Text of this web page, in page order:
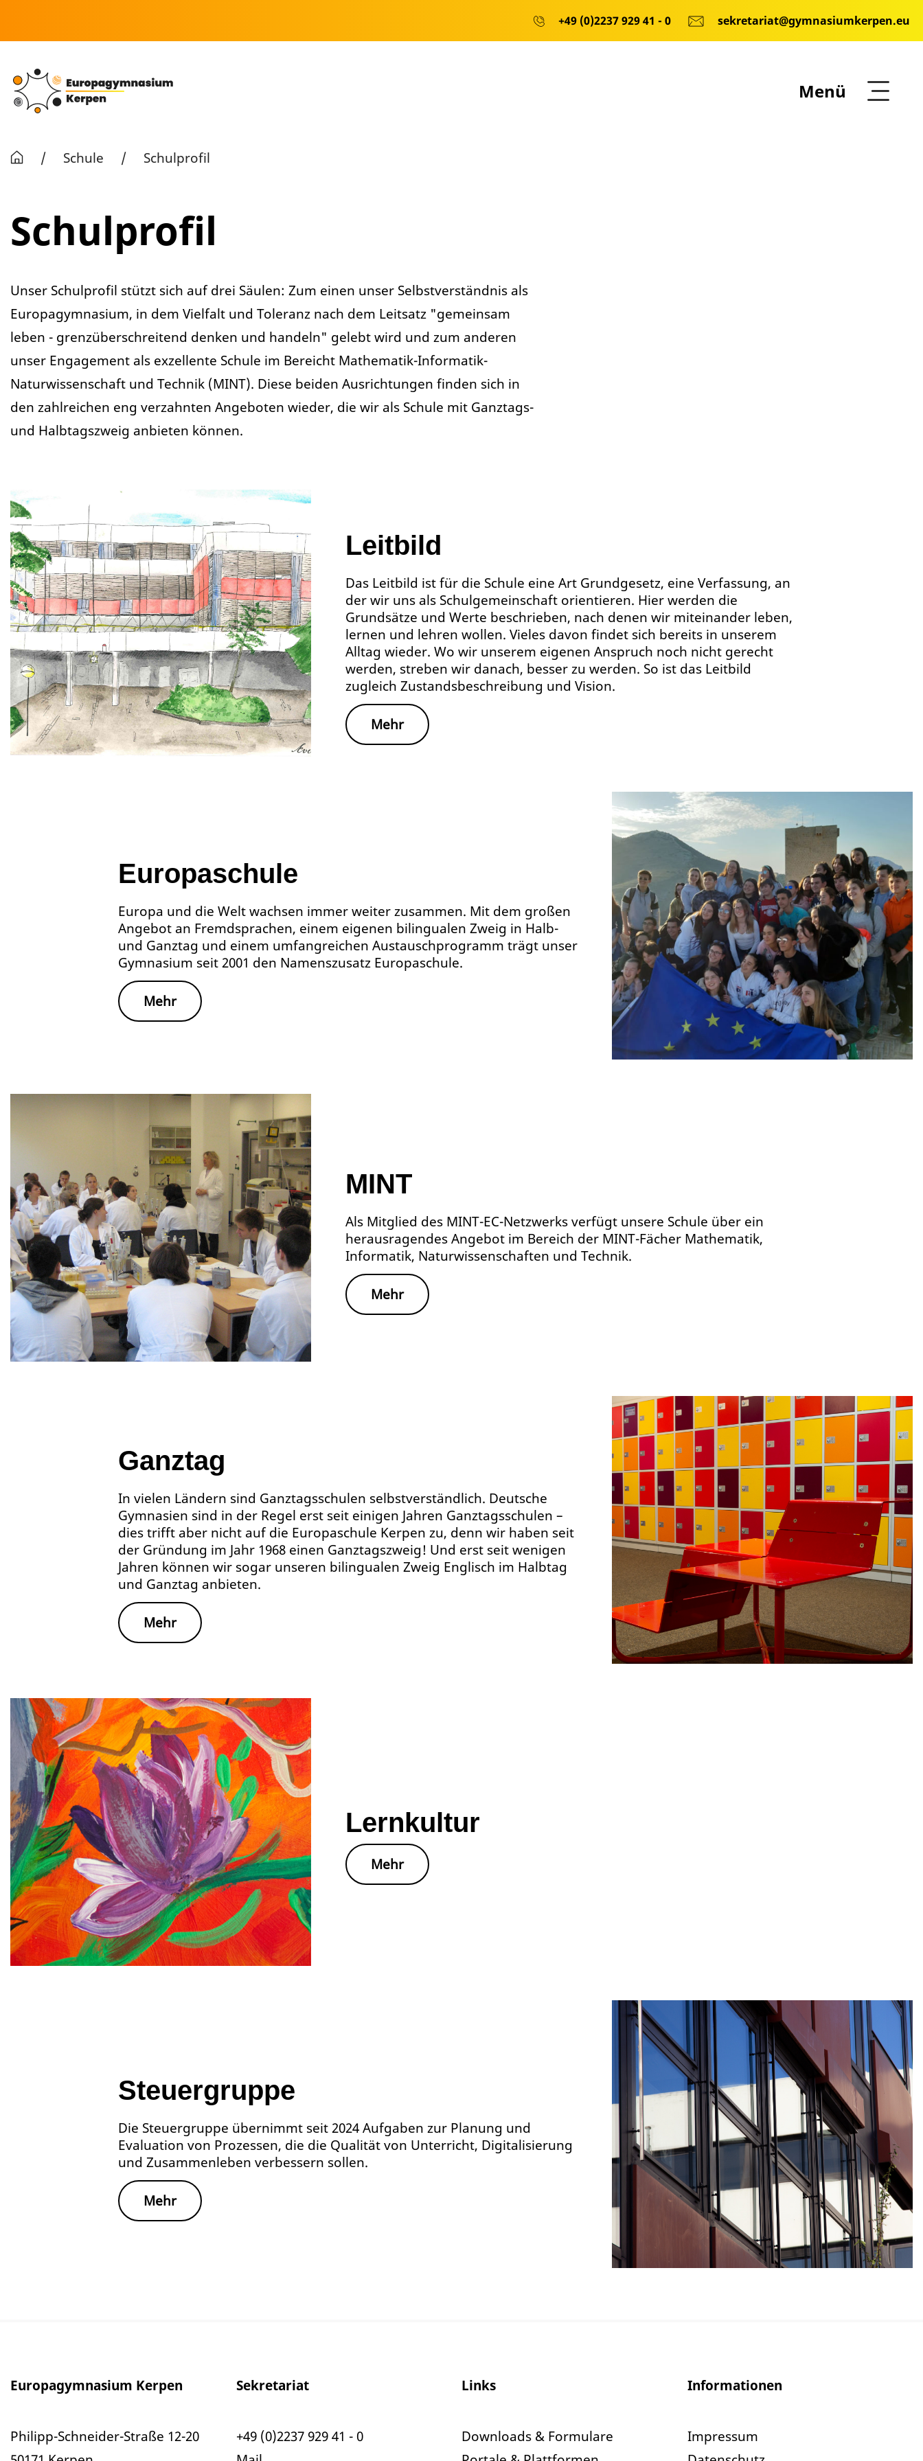
+49 (0)2237 929 41 - 0 sekretariat@gymnasiumkerpen.eu
Menü
/ Schule / Schulprofil
Schulprofil
Unser Schulprofil stützt sich auf drei Säulen: Zum einen unser Selbstverständnis als
Europagymnasium, in dem Vielfalt und Toleranz nach dem Leitsatz "gemeinsam
leben - grenzüberschreitend denken und handeln" gelebt wird und zum anderen
unser Engagement als exzellente Schule im Bereicht Mathematik-Informatik-
Naturwissenschaft und Technik (MINT). Diese beiden Ausrichtungen finden sich in
den zahlreichen eng verzahnten Angeboten wieder, die wir als Schule mit Ganztags-
und Halbtagszweig anbieten können.
Leitbild
Das Leitbild ist für die Schule eine Art Grundgesetz, eine Verfassung, an
der wir uns als Schulgemeinschaft orientieren. Hier werden die
Grundsätze und Werte beschrieben, nach denen wir miteinander leben,
lernen und lehren wollen. Vieles davon findet sich bereits in unserem
Alltag wieder. Wo wir unserem eigenen Anspruch noch nicht gerecht
werden, streben wir danach, besser zu werden. So ist das Leitbild
zugleich Zustandsbeschreibung und Vision.
Mehr
Europaschule
Europa und die Welt wachsen immer weiter zusammen. Mit dem großen
Angebot an Fremdsprachen, einem eigenen bilingualen Zweig in Halb-
und Ganztag und einem umfangreichen Austauschprogramm trägt unser
Gymnasium seit 2001 den Namenszusatz Europaschule.
Mehr
MINT
Als Mitglied des MINT-EC-Netzwerks verfügt unsere Schule über ein
herausragendes Angebot im Bereich der MINT-Fächer Mathematik,
Informatik, Naturwissenschaften und Technik.
Mehr
Ganztag
In vielen Ländern sind Ganztagsschulen selbstverständlich. Deutsche
Gymnasien sind in der Regel erst seit einigen Jahren Ganztagsschulen –
dies trifft aber nicht auf die Europaschule Kerpen zu, denn wir haben seit
der Gründung im Jahr 1968 einen Ganztagszweig! Und erst seit wenigen
Jahren können wir sogar unseren bilingualen Zweig Englisch im Halbtag
und Ganztag anbieten.
Mehr
Lernkultur
Mehr
Steuergruppe
Die Steuergruppe übernimmt seit 2024 Aufgaben zur Planung und
Evaluation von Prozessen, die die Qualität von Unterricht, Digitalisierung
und Zusammenleben verbessern sollen.
Mehr
Europagymnasium Kerpen
Philipp-Schneider-Straße 12-20
Sekretariat
+49 (0)2237 929 41 - 0
Links
Downloads & Formulare
Informationen
Impressum